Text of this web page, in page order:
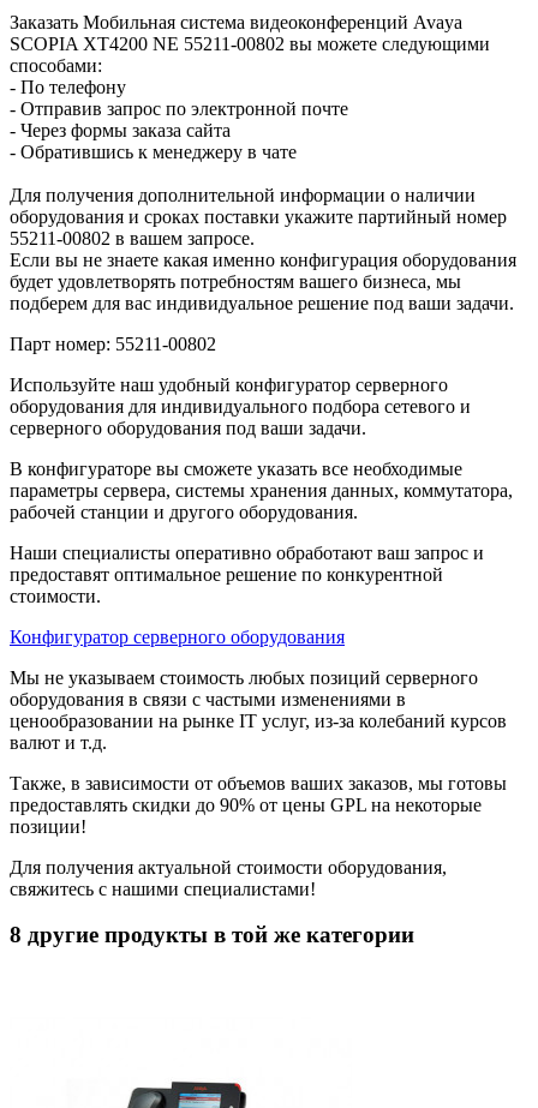
Заказать Мобильная система видеоконференций Avaya
SCOPIA XT4200 NE 55211-00802 вы можете следующими
способами:
- По телефону
- Отправив запрос по электронной почте
- Через формы заказа сайта
- Обратившись к менеджеру в чате
Для получения дополнительной информации о наличии
оборудования и сроках поставки укажите партийный номер
55211-00802 в вашем запросе.
Если вы не знаете какая именно конфигурация оборудования
будет удовлетворять потребностям вашего бизнеса, мы
подберем для вас индивидуальное решение под ваши задачи.
Парт номер: 55211-00802
Используйте наш удобный конфигуратор серверного
оборудования для индивидуального подбора сетевого и
серверного оборудования под ваши задачи.
В конфигураторе вы сможете указать все необходимые
параметры сервера, системы хранения данных, коммутатора,
рабочей станции и другого оборудования.
Наши специалисты оперативно обработают ваш запрос и
предоставят оптимальное решение по конкурентной
стоимости.
Конфигуратор серверного оборудования
Мы не указываем стоимость любых позиций серверного
оборудования в связи с частыми изменениями в
ценообразовании на рынке IT услуг, из-за колебаний курсов
валют и т.д.
Также, в зависимости от объемов ваших заказов, мы готовы
предоставлять скидки до 90% от цены GPL на некоторые
позиции!
Для получения актуальной стоимости оборудования,
свяжитесь с нашими специалистами!
8 другие продукты в той же категории